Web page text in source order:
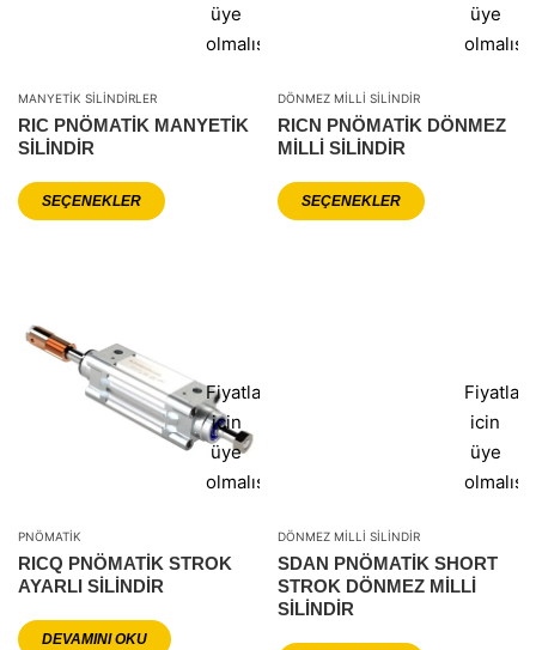
üye
olmalısınız
MANYETIK SILINDIRLER
RIC PNÖMATIK MANYETIK
SILINDIR
SEÇENEKLER
üye
DÖNMEZ MILLI SILINDIR
RICN PNÖMATIK DÖNMEZ
MILLI SILINDIR
SEÇENEKLER
Fiyatlar
icin
üye
olmalısınız
PNÖMATIK
RICQ PNÖMATIK STROK
AYARLI SILINDIR
DEVAMINI OKU
Fiyatlar
icin
üye
DÖNMEZ MILLI SILINDIR
SDAN PNÖMATIK SHORT
STROK DÖNMEZ MILLI
SILINDIR